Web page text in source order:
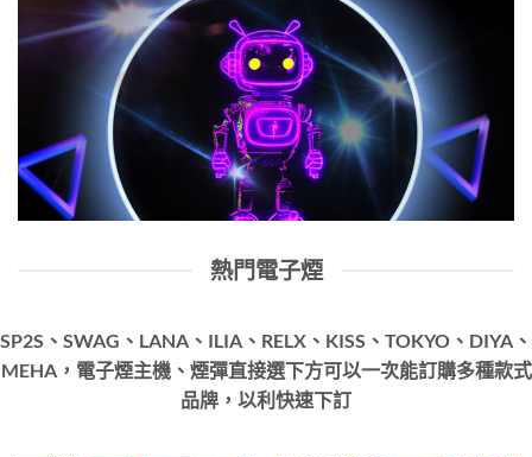
熱門電子煙
SP2S、SWAG、LANA、ILIA、RELX、KISS、TOKYO、DIYA、
MEHA，電子煙主機、煙彈直接選下方可以一次能訂購多種款式
品牌，以利快速下訂